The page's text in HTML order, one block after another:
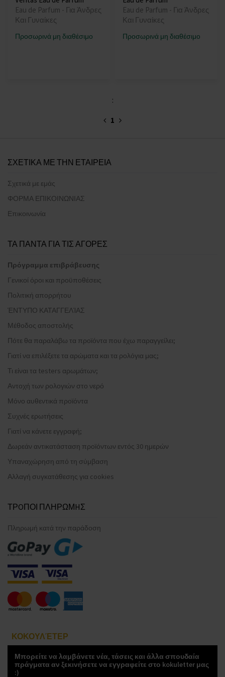
Eau de Parfum - Για Άνδρες
Και Γυναίκες
Προσωρινά μη διαθέσιμο
Eau de Parfum - Για Άνδρες
Και Γυναίκες
Προσωρινά μη διαθέσιμο
:
1
ΣΧΕΤΙΚΑ ΜΕ ΤΗΝ ΕΤΑΙΡΕΙΑ
Σχετικά με εμάς
ΦΟΡΜΑ ΕΠΙΚΟΙΝΩΝΙΑΣ
Επικοινωνία
ΤΑ ΠΑΝΤΑ ΓΙΑ ΤΙΣ ΑΓΟΡΕΣ
Πρόγραμμα επιβράβευσης
Γενικοί όροι και προϋποθέσεις
Πολιτική απορρήτου
ΈΝΤΥΠΟ ΚΑΤΑΓΓΕΛΊΑΣ
Μέθοδος αποστολής
Πότε θα παραλάβω τα προϊόντα που έχω παραγγείλει;
Γιατί να επιλέξετε τα αρώματα και τα ρολόγια μας;
Τι είναι τα testers αρωμάτων;
Αντοχή των ρολογιών στο νερό
Μόνο αυθεντικά προϊόντα
Συχνές ερωτήσεις
Γιατί να κάνετε εγγραφή;
Δωρεάν αντικατάσταση προϊόντων εντός 30 ημερών
Υπαναχώρηση από τη σύμβαση
Αλλαγή συγκατάθεσης για cookies
ΤΡOΠΟΙ ΠΛΗΡΩΜHΣ
Πληρωμή κατά την παράδοση
ΚΟΚΟΥΛΈΤΕΡ
Μπορείτε να λαμβάνετε νέα, τάσεις και άλλα σπουδαία
πράγματα αν ξεκινήσετε να εγγραφείτε στο kokuletter μας
:)